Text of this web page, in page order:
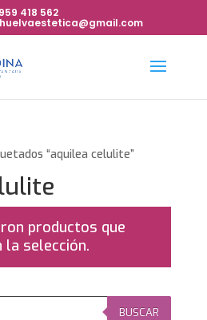
959 418 562
“aquilea celulite”
productos que
la selección.
BUSCAR